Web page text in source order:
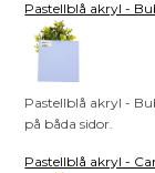
Pastellblå akryl -
Pastellblå akryl -
på båda sidor.
Pastellblå akryl -